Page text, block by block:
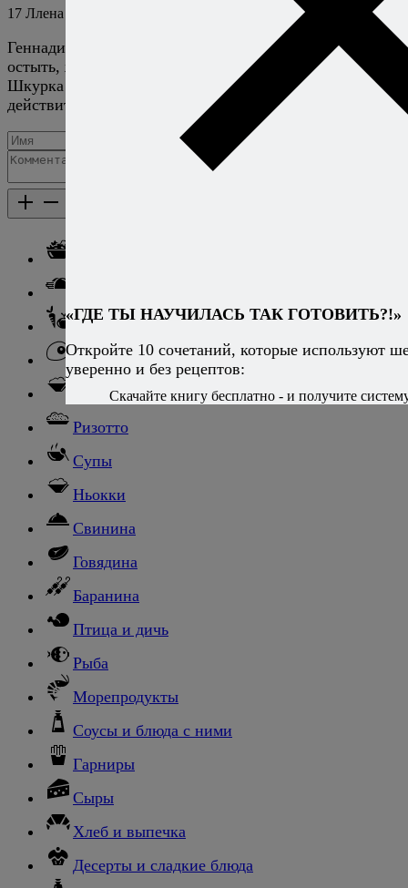
17 Ллена
Геннадий, там есть две тонкости, дать баклажану чуть
остыть, желательно обернув пакетом или фольгой. .
Шкурка отойдёт легче. С пылу жару они
действительно не всегда хорошо чистятся.
Блюда из овощей
Блюда из яиц
Паста
Ризотто
Супы
Ньокки
Свинина
Говядина
Баранина
Птица и дичь
Рыба
Морепродукты
Соусы и блюда с ними
Гарниры
Сыры
Хлеб и выпечка
Десерты и сладкие блюда
«ГДЕ ТЫ НАУЧИЛАСЬ ТАК ГОТОВИТЬ?!»
Откройте 10 сочетаний, которые используют
уверенно и без рецептов:
Скачайте книгу бесплатно - и получите